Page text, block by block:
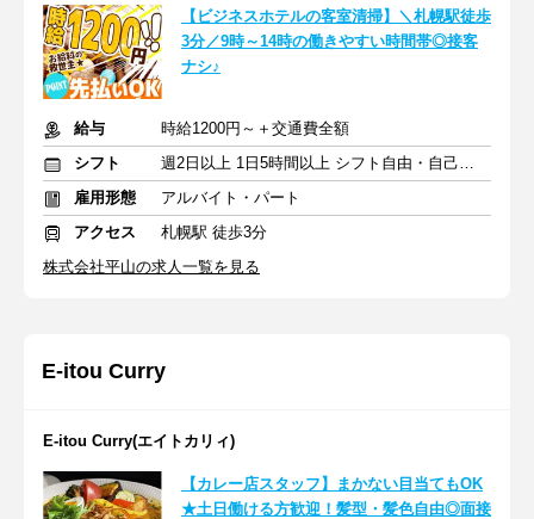
【ビジネスホテルの客室清掃】＼札幌駅徒歩
3分／9時～14時の働きやすい時間帯◎接客
ナシ♪
給与
時給1200円～＋交通費全額
シフト
週2日以上 1日5時間以上 シフト自由・自己申告
雇用形態
アルバイト・パート
アクセス
札幌駅 徒歩3分
株式会社平山の求人一覧を見る
E-itou Curry
E-itou Curry(エイトカリィ)
【カレー店スタッフ】まかない目当てもOK
★土日働ける方歓迎！髪型・髪色自由◎面接